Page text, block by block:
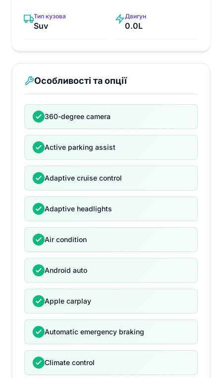
Тип кузова
Suv
Двигун
0.0L
Особливості та опції
360-degree camera
Active parking assist
Adaptive cruise control
Adaptive headlights
Air condition
Android auto
Apple carplay
Automatic emergency braking
Climate control